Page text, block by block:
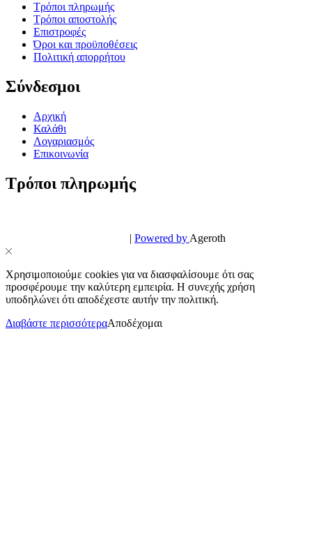
Τρόποι πληρωμής
Τρόποι αποστολής
Επιστροφές
Όροι και προϋποθέσεις
Πολιτική απορρήτου
Σύνδεσμοι
Αρχική
Καλάθι
Λογαριασμός
Επικοινωνία
Τρόποι πληρωμής
| Powered by Ageroth
Χρησιμοποιούμε cookies για να διασφαλίσουμε ότι σας
προσφέρουμε την καλύτερη εμπειρία. Η συνεχής χρήση
υποδηλώνει ότι αποδέχεστε αυτήν την πολιτική.
Διαβάστε περισσότεραΑποδέχομαι